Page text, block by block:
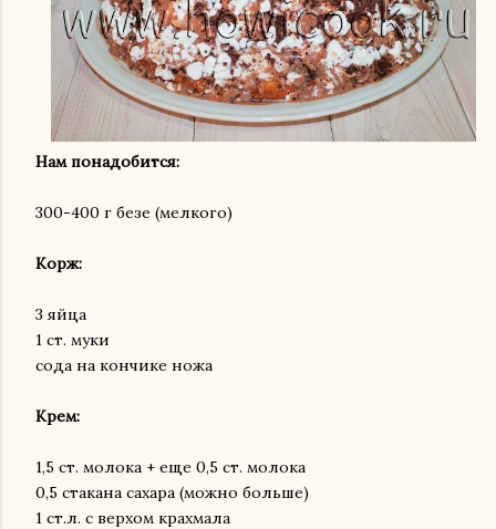
Нам понадобится:
300-400 г безе (мелкого)
Корж:
3 яйца
1 ст. муки
сода на кончике ножа
Крем:
1,5 ст. молока + еще 0,5 ст. молока
0,5 стакана сахара (можно больше)
1 ст.л. с верхом крахмала